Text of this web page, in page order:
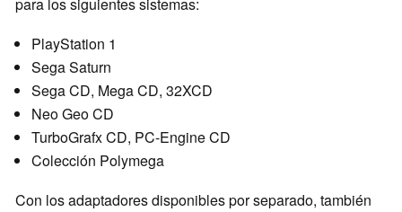
PlayStation 1
Sega Saturn
Sega CD, Mega CD, 32XCD
Neo Geo CD
TurboGrafx CD, PC-Engine CD
Colección Polymega
Con los adaptadores disponibles por separado, también